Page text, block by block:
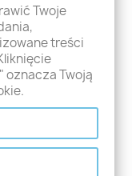
Twoje
treści
Twoją